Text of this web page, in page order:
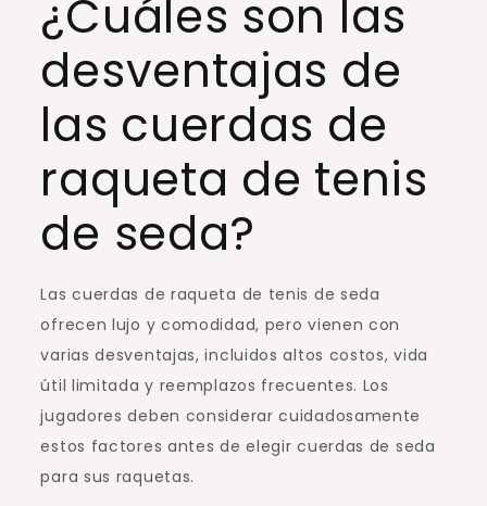
¿Cuáles son las
desventajas de
las cuerdas de
raqueta de tenis
de seda?
Las cuerdas de raqueta de tenis de seda
ofrecen lujo y comodidad, pero vienen con
varias desventajas, incluidos altos costos, vida
útil limitada y reemplazos frecuentes. Los
jugadores deben considerar cuidadosamente
estos factores antes de elegir cuerdas de seda
para sus raquetas.